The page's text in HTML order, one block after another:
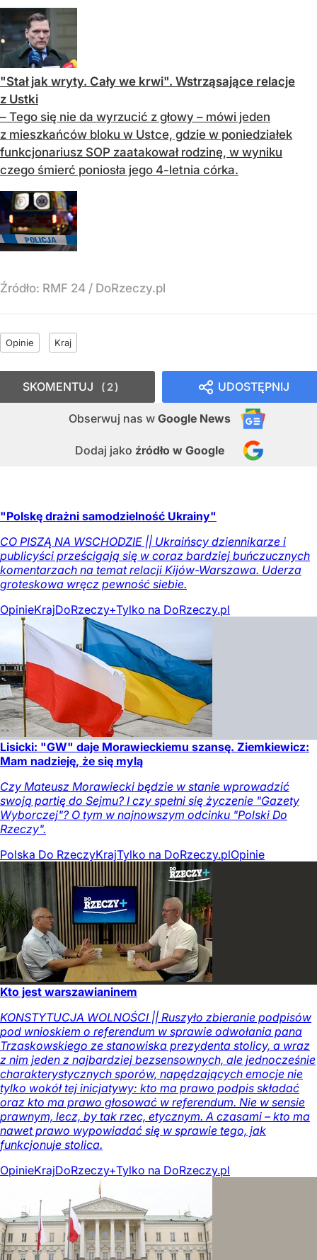
"Stał jak wryty. Cały we krwi". Wstrząsające relacje
z Ustki
– Tego się nie da wyrzucić z głowy – mówi jeden
z mieszkańców bloku w Ustce, gdzie w poniedziałek
funkcjonariusz SOP zaatakował rodzinę, w wyniku
czego śmierć poniosła jego 4-letnia córka.
Źródło: RMF 24 / DoRzeczy.pl
Opinie Kraj
UDOSTĘPNIJ
Obserwuj nas w Google News
Dodaj jako źródło w Google
SKOMENTUJ 2
"Polskę drażni samodzielność Ukrainy"
CO PISZĄ NA WSCHODZIE || Ukraińscy dziennikarze i
publicyści prześcigają się w coraz bardziej buńczucznych
komentarzach na temat relacji Kijów-Warszawa. Uderza
groteskowa wręcz pewność siebie.
OpinieKrajDoRzeczy+Tylko na DoRzeczy.pl
Lisicki: "GW" daje Morawieckiemu szansę. Ziemkiewicz:
Mam nadzieję, że się mylą
Czy Mateusz Morawiecki będzie w stanie wprowadzić
swoją partię do Sejmu? I czy spełni się życzenie "Gazety
Wyborczej"? O tym w najnowszym odcinku "Polski Do
Rzeczy".
Polska Do RzeczyKrajTylko na DoRzeczy.plOpinie
Kto jest warszawianinem
KONSTYTUCJA WOLNOŚCI || Ruszyło zbieranie podpisów
pod wnioskiem o referendum w sprawie odwołania pana
Trzaskowskiego ze stanowiska prezydenta stolicy, a wraz
z nim jeden z najbardziej bezsensownych, ale jednocześnie
charakterystycznych sporów, napędzających emocje nie
tylko wokół tej inicjatywy: kto ma prawo podpis składać
oraz kto ma prawo głosować w referendum. Nie w sensie
prawnym, lecz, by tak rzec, etycznym. A czasami – kto ma
nawet prawo wypowiadać się w sprawie tego, jak
funkcjonuje stolica.
OpinieKrajDoRzeczy+Tylko na DoRzeczy.pl